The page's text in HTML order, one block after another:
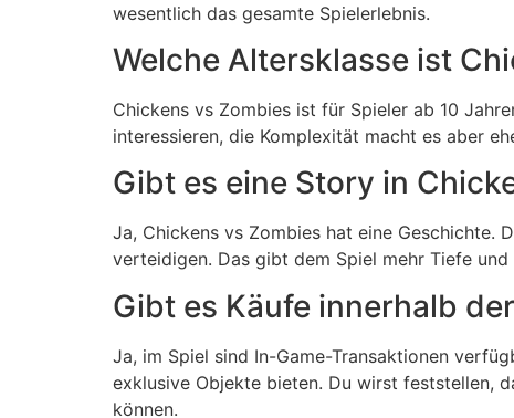
wesentlich das gesamte Spielerlebnis.
Welche Altersklasse ist
Chickens vs Zombies ist für Spieler ab 10
interessieren, die Komplexität macht es aber
Gibt es eine Story in
Ja, Chickens vs Zombies hat eine Geschichte.
verteidigen. Das gibt dem Spiel mehr Tiefe
Gibt es Käufe innerhalb
Ja, im Spiel sind In-Game-Transaktionen
exklusive Objekte bieten. Du wirst feststellen,
können.